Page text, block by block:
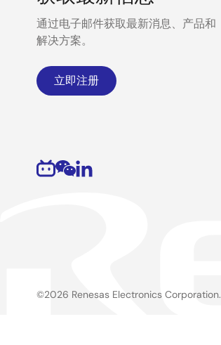
通过电子邮件获取最新消息、产品和
解决方案。
立即注册
©2026 Renesas Electronics Corporation.